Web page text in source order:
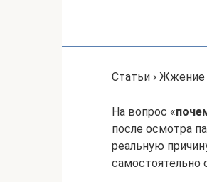
Статьи › Жжение
На вопрос «
после осмотра
реальную
самостоятельно